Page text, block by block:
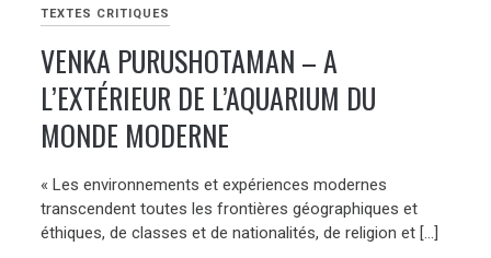
TEXTES CRITIQUES
VENKA PURUSHOTAMAN – A
L’EXTÉRIEUR DE L’AQUARIUM DU
MONDE MODERNE
« Les environnements et expériences modernes
transcendent toutes les frontières géographiques et
éthiques, de classes et de nationalités, de religion et […]